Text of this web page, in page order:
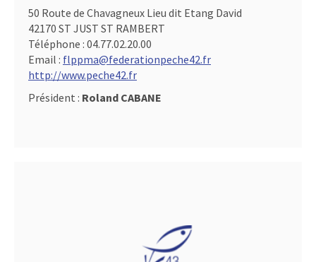
50 Route de Chavagneux Lieu dit Etang David
42170 ST JUST ST RAMBERT
Téléphone : 04.77.02.20.00
Email : flppma@federationpeche42.fr
http://www.peche42.fr
Président : Roland CABANE